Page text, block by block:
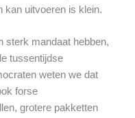
kan uitvoeren is klein.
sterk mandaat hebben,
tussentijdse
weten we dat
forse
grotere pakketten